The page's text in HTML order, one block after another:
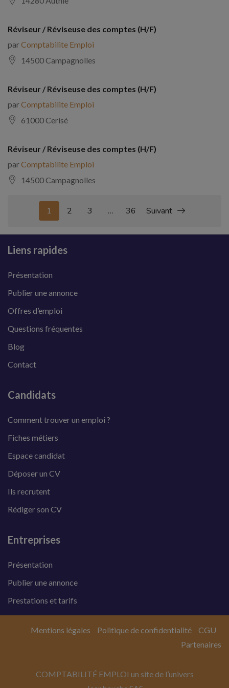
Réviseur / Réviseuse des comptes (H/F)
parComptabilite Emploi
14500 Campagnolles
Réviseur / Réviseuse des comptes (H/F)
parComptabilite Emploi
61000 Cerisé
Réviseur / Réviseuse des comptes (H/F)
parComptabilite Emploi
14500 Campagnolles
1 2 3 … 36 Suivant
Liens rapides
Présentation
Publier une annonce
Offres d’emploi
Questions fréquentes
Blog
Contact
Candidats
Comment trouver un emploi ?
Fiches métiers
Espace candidat
Déposer un CV
Ils recrutent
Rédiger son CV
Entreprises
Présentation
Publier une annonce
Prestations et tarifs
COMPTABILITÉ EMPLOI un site de l’univers
Mentions légales Politique de confidentialité
CGU
Partenaires